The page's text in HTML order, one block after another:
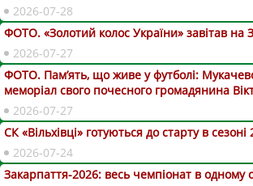
2026-07-28
ФОТО. «Золотий колос України» завітав на
2026-07-27
ФОТО. Пам’ять, що живе у футболі:
меморіал свого почесного громадянина
2026-07-27
СК «Вільхівці» готуються до старту в
2026-07-24
Закарпаття-2026: весь чемпіонат в одному